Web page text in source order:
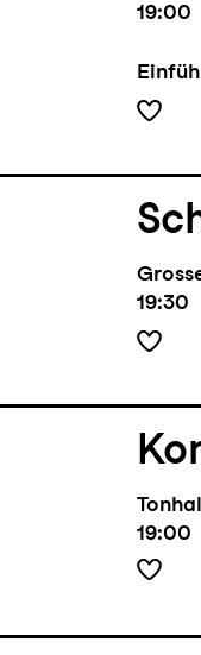
19:00
19:30
19:00